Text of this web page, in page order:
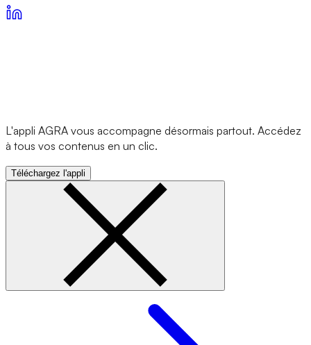
L'appli AGRA vous accompagne désormais partout. Accédez
à tous vos contenus en un clic.
Téléchargez l'appli